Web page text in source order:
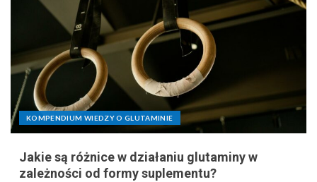
KOMPENDIUM WIEDZY O GLUTAMINIE
Jakie są różnice w działaniu glutaminy w
zależności od formy suplementu?